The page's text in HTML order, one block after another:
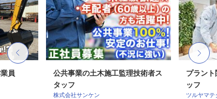
員
公共事業の土木施工監理技術者ス
タッフ
株式会社サンケン
プラン
ッフ
ツルヤマテ